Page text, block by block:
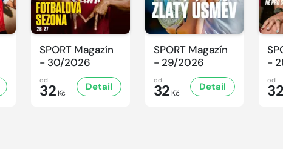
SPORT Magazín
- 30/2026
od
32 Kč
Detail
SPORT Magazín
- 29/2026
od
32 Kč
Detail
-
od
32